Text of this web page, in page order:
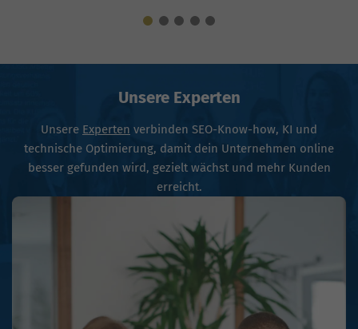
Unsere Experten
Unsere Experten verbinden SEO-Know-how, KI und
technische Optimierung, damit dein Unternehmen online
besser gefunden wird, gezielt wächst und mehr Kunden
erreicht.